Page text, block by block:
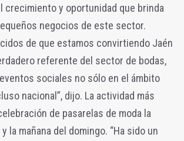
crecimiento y oportunidad que brinda
negocios de este sector.
de que estamos convirtiendo Jaén
referente del sector de bodas,
sociales no sólo en el ámbito
nacional”, dijo. La actividad más
de pasarelas de moda la
la mañana del domingo. “Ha sido un